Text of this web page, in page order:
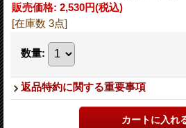
販売価格: 2,530円(税込)
[在庫数 3点]
数量:
返品特約に関する重要事項